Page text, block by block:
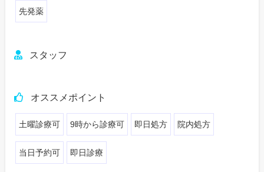
先発薬
スタッフ
オススメポイント
土曜診療可 9時から診療可 即日処方 院内処方
当日予約可 即日診療